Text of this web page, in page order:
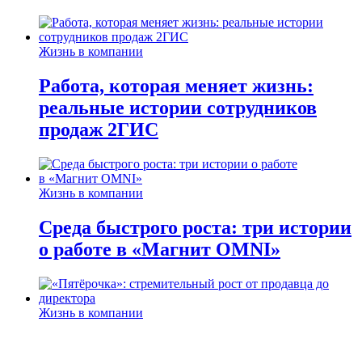
Жизнь в компании
Работа, которая меняет жизнь:
реальные истории сотрудников
продаж 2ГИС
Жизнь в компании
Среда быстрого роста: три истории
о работе в «Магнит OMNI»
Жизнь в компании